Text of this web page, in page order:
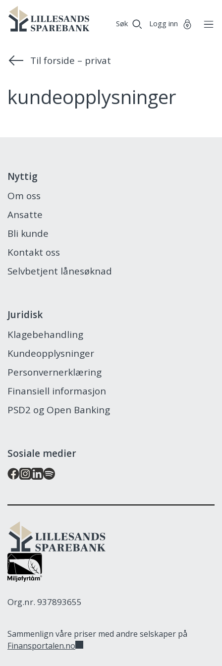
Gå til sideinnhold
Lillesands
Sparebank Søk Logg inn
Til forside – privat
kundeopplysninger
Nyttig
Om oss
Ansatte
Bli kunde
Kontakt oss
Selvbetjent lånesøknad
Juridisk
Klagebehandling
Kundeopplysninger
Personvernerklæring
Finansiell informasjon
PSD2 og Open Banking
Sosiale medier
Lillesands
Sparebank
er
Miljøfyrtårn-
Org.nr. 937893655
Sammenlign våre priser med andre selskaper på
Finansportalen.no